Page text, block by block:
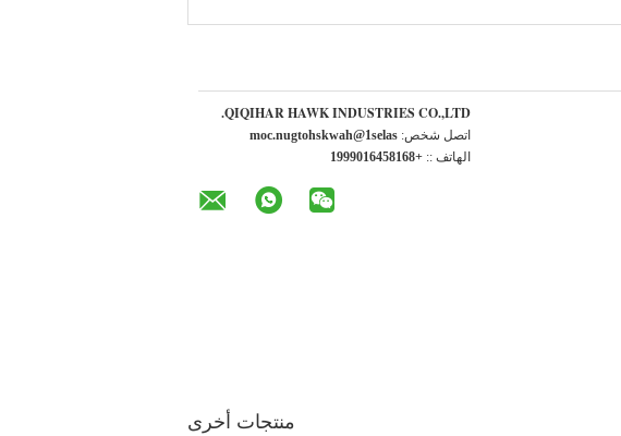
QIQIHAR HAWK INDUSTRIES CO.,LTD.
اتصل شخص: sales1@hawkshotgun.com
الهاتف :: +8618546109991
منتجات أخرى